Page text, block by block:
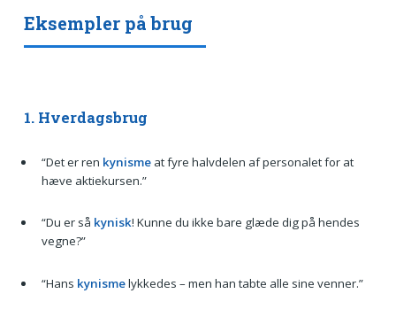
Eksempler på brug
1. Hverdagsbrug
“Det er ren kynismeat fyre halvdelen af personalet for at
hæve aktiekursen.”
“Du er så kynisk! Kunne du ikke bare glæde dig på hendes
vegne?”
“Hans kynismelykkedes – men han tabte alle sine venner.”